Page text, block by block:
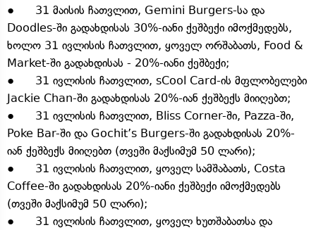
● 31 მაისის ჩათვლით, Gemini Burgers-სა და
Doodles-ში გადახდისას 30%-იანი ქეშბექი იმოქმედებს,
ხოლო 31 ივლისის ჩათვლით, ყოველ ორშაბათს, Food &
Market-ში გადახდისას - 20%-იანი ქეშბექი;
● 31 ივლისის ჩათვლით, sCool Card-ის მფლობელები
Jackie Chan-ში გადახდისას 20%-იან ქეშბექს მიიღებთ;
● 31 ივლისის ჩათვლით, Bliss Corner-ში, Pazza-ში,
Poke Bar-ში და Gochit’s Burgers-ში გადახდისას 20%-
იან ქეშბექს მიიღებთ (თვეში მაქსიმუმ 50 ლარი);
● 31 ივლისის ჩათვლით, ყოველ სამშაბათს, Costa
Coffee-ში გადახდისას 20%-იანი ქეშბექი იმოქმედებს
(თვეში მაქსიმუმ 50 ლარი);
● 31 ივლისის ჩათვლით, ყოველ ხუთშაბათსა და